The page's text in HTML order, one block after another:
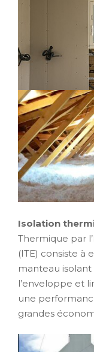
Isolation
Thermique par
(ITE) consiste à
manteau
l’enveloppe et
une
grandes